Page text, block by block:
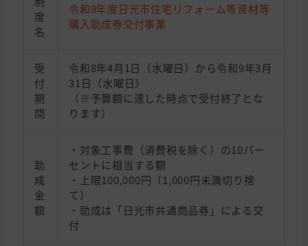
度
名
令和8年度日光市住宅リフォーム等資材等
購入助成券交付事業
受
付
期
間
令和8年4月1日（水曜日）から令和9年3月
31日（水曜日）
（※予算額に達した時点で受付終了とな
ります）
助
成
金
額
・対象工事費（消費税を除く）の10パー
セントに相当する額
・上限100,000円（1,000円未満切り捨
て）
・助成は「日光市共通商品券」による交
付